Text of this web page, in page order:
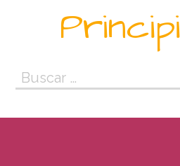
Buscar: